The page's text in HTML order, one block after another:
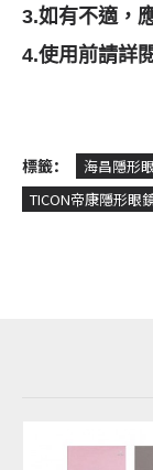
3.如有不適，
4.使用前請詳
標籤：
海昌隱形
TICON帝康隱形眼